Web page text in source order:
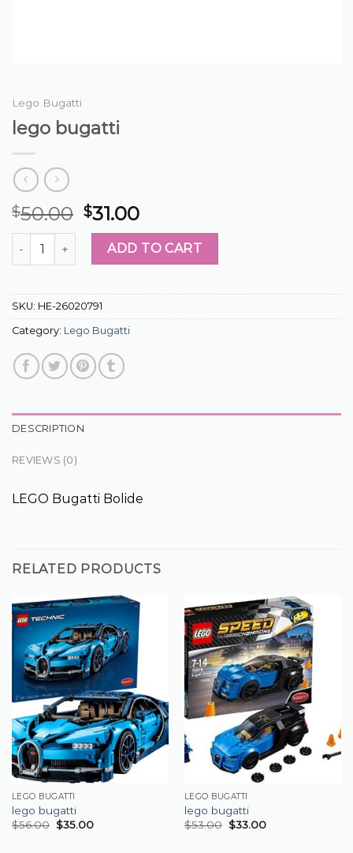
Lego Bugatti
lego bugatti
$50.00 $31.00
lego bugatti quantityADD TO CART
SKU: HE-26020791
Category: Lego Bugatti
DESCRIPTION
REVIEWS (0)
LEGO Bugatti Bolide
RELATED PRODUCTS
LEGO BUGATTI
lego bugatti
$56.00 $35.00
LEGO BUGATTI
lego bugatti
$53.00 $33.00